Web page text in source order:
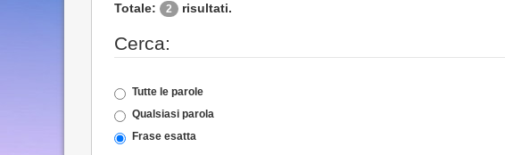
Totale: 2 risultati.
Cerca:
Tutte le parole
Qualsiasi parola
Frase esatta